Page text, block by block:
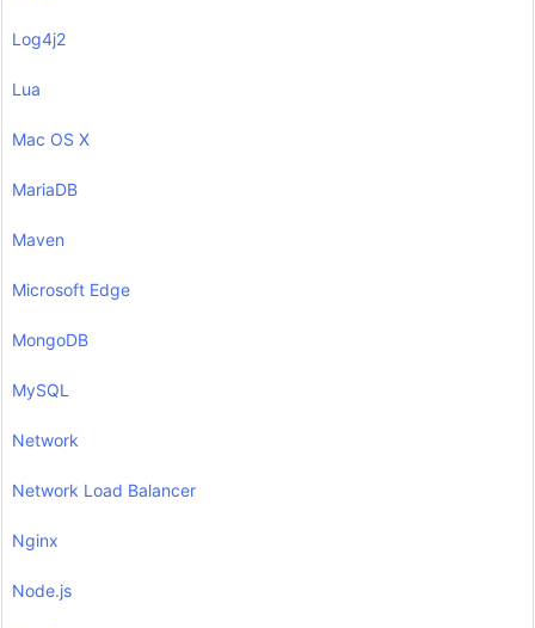
Log4j2
Lua
Mac OS X
MariaDB
Maven
Microsoft Edge
MongoDB
MySQL
Network
Network Load Balancer
Nginx
Node.js